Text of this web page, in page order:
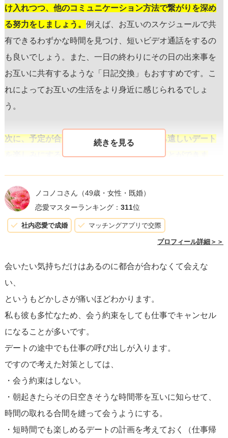
け入れつつ、他のコミュニケーション方法で繋がりを深め
る努力をしましょう。 例えば、お互いのスケジュールで共
有できるわずかな時間を見つけ、短いビデオ通話をするの
も良いでしょう。また、一日の終わりにその日の出来事を
お互いに共有するような「日記交換」もおすすめです。こ
れによってお互いの生活をより身近に感じられるでしょ
う。
次に、予定が合う日を前もって計画し、待ち遠しいデート
を楽しみにすることで、寂しさを和らげることができま
合うことでお互いにモチベーションが保てます。ビジーな
日常の中で「次に会える日」を持つことは、関係性を維持
するための大きな励みになるでしょう。
お互いに特別な気持ちを届け合うのも一つの方法です。デ
ジタルとは違った、物理的な繋がりを感じさせることがで
きます。
最後に、この時間を自分自身の成長にも活かすことを忘れ
ないでください。相手との関係を深める中で、自己反省や
新しい趣味に取り組むなど、個人としても前進し続けるこ
とが重要です。そうすれば、会えるときにはさらに魅力的
な自分を相手に見せることができるはずです。
タイミングが合わない状況は確かに困難ですが、それを乗
ノコノコさん （49歳・女性・既婚）
恋愛マスターランキング： 311位
社内恋愛で成婚 マッチングアプリで交際
プロフィール詳細＞＞
会いたい気持ちだけはあるのに都合が合わなくて会えな
い、
というもどかしさが痛いほどわかります。
私も彼も多忙なため、会う約束をしても仕事でキャンセル
になることが多いです。
デートの途中でも仕事の呼び出しが入ります。
ですので考えた対策としては、
・会う約束はしない。
・朝起きたらその日空きそうな時間帯を互いに知らせて、
時間の取れる合間を縫って会うようにする。
・短時間でも楽しめるデートの計画を考えておく（仕事帰